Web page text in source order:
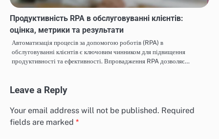
Продуктивність RPA в обслуговуванні клієнтів:
оцінка, метрики та результати
Автоматизація процесів за допомогою роботів (RPA) в
обслуговуванні клієнтів є ключовим чинником для підвищення
продуктивності та ефективності. Впровадження RPA дозволяє…
Leave a Reply
Your email address will not be published. Required
fields are marked *